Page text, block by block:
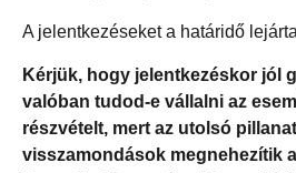
A jelentkezéseket a határidő
Kérjük, hogy jelentkezéskor jól
valóban tudod-e vállalni az
részvételt, mert az utolsó
visszamondások megnehezítik